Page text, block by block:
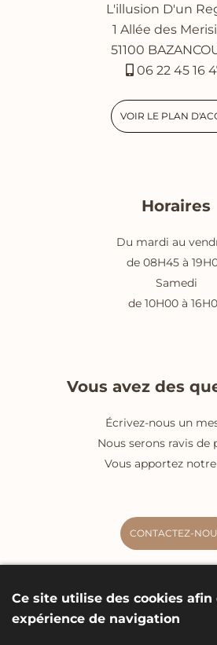
L'illusion D'un
1 Allée des
51100
06 22 45 16
VOIR LE PLAN
Horaires
Du mardi au
de 08H45 à
Samedi
de 10H00 à
Vous avez des
Écrivez-nous un
Nous serons ravis de
Vous apportez
CONTACTEZ-
Données
Ce site utilise des cookies afin
expérience de navigation